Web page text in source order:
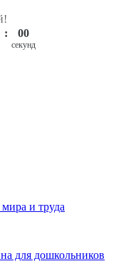
00
и труда
для дошкольников